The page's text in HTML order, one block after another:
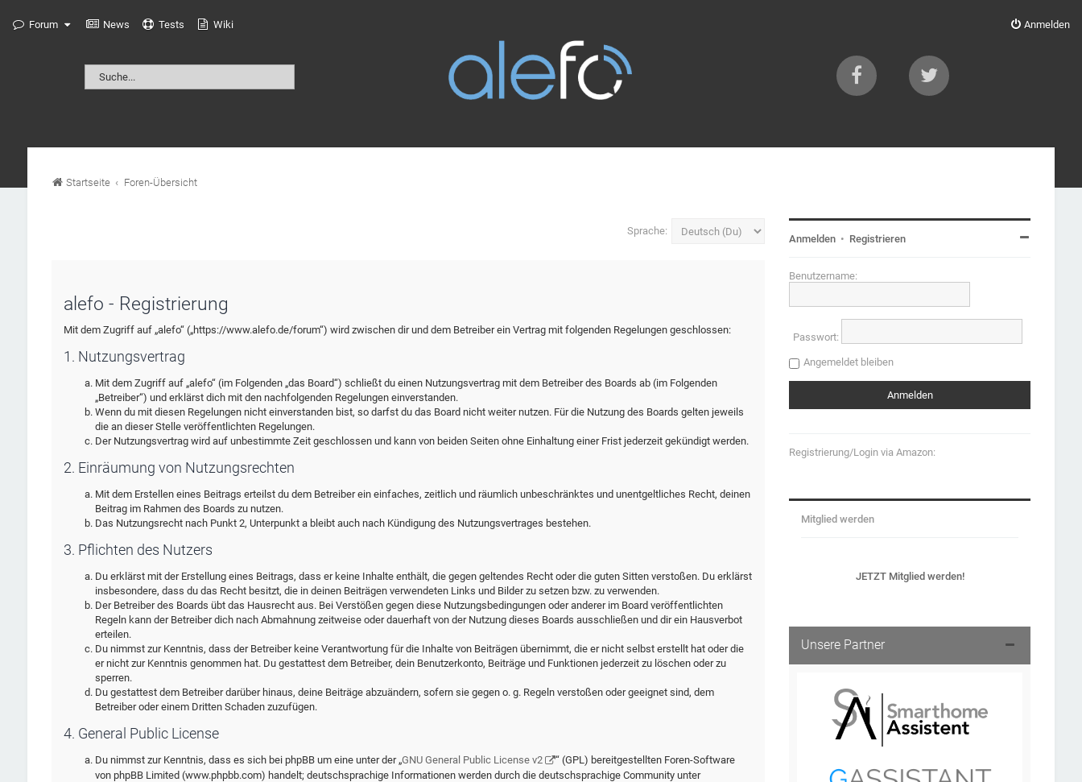
Forum News Tests Wiki Anmelden
Startseite Foren-Übersicht
Sprache:
alefo - Registrierung
Mit dem Zugriff auf „alefo“ („https://www.alefo.de/forum“) wird zwischen dir und dem Betreiber ein Vertrag mit folgenden Regelungen geschlossen:
1. Nutzungsvertrag
Mit dem Zugriff auf „alefo“ (im Folgenden „das Board“) schließt du einen Nutzungsvertrag mit dem Betreiber des Boards ab (im Folgenden
„Betreiber“) und erklärst dich mit den nachfolgenden Regelungen einverstanden.
Wenn du mit diesen Regelungen nicht einverstanden bist, so darfst du das Board nicht weiter nutzen. Für die Nutzung des Boards gelten jeweils
die an dieser Stelle veröffentlichten Regelungen.
Der Nutzungsvertrag wird auf unbestimmte Zeit geschlossen und kann von beiden Seiten ohne Einhaltung einer Frist jederzeit gekündigt werden.
2. Einräumung von Nutzungsrechten
Mit dem Erstellen eines Beitrags erteilst du dem Betreiber ein einfaches, zeitlich und räumlich unbeschränktes und unentgeltliches Recht, deinen
Beitrag im Rahmen des Boards zu nutzen.
Das Nutzungsrecht nach Punkt 2, Unterpunkt a bleibt auch nach Kündigung des Nutzungsvertrages bestehen.
3. Pflichten des Nutzers
Du erklärst mit der Erstellung eines Beitrags, dass er keine Inhalte enthält, die gegen geltendes Recht oder die guten Sitten verstoßen. Du erklärst
insbesondere, dass du das Recht besitzt, die in deinen Beiträgen verwendeten Links und Bilder zu setzen bzw. zu verwenden.
Der Betreiber des Boards übt das Hausrecht aus. Bei Verstößen gegen diese Nutzungsbedingungen oder anderer im Board veröffentlichten
Regeln kann der Betreiber dich nach Abmahnung zeitweise oder dauerhaft von der Nutzung dieses Boards ausschließen und dir ein Hausverbot
erteilen.
Du nimmst zur Kenntnis, dass der Betreiber keine Verantwortung für die Inhalte von Beiträgen übernimmt, die er nicht selbst erstellt hat oder die
er nicht zur Kenntnis genommen hat. Du gestattest dem Betreiber, dein Benutzerkonto, Beiträge und Funktionen jederzeit zu löschen oder zu
sperren.
Du gestattest dem Betreiber darüber hinaus, deine Beiträge abzuändern, sofern sie gegen o. g. Regeln verstoßen oder geeignet sind, dem
Betreiber oder einem Dritten Schaden zuzufügen.
4. General Public License
Du nimmst zur Kenntnis, dass es sich bei phpBB um eine unter der „GNU General Public License v2
“ (GPL) bereitgestellten Foren-Software
von phpBB Limited (www.phpbb.com) handelt; deutschsprachige Informationen werden durch die deutschsprachige Community unter
Anmelden • Registrieren
Benutzername:
Passwort:
Angemeldet bleiben
Registrierung/Login via Amazon:
Mitglied werden
JETZT Mitglied werden!
Unsere Partner